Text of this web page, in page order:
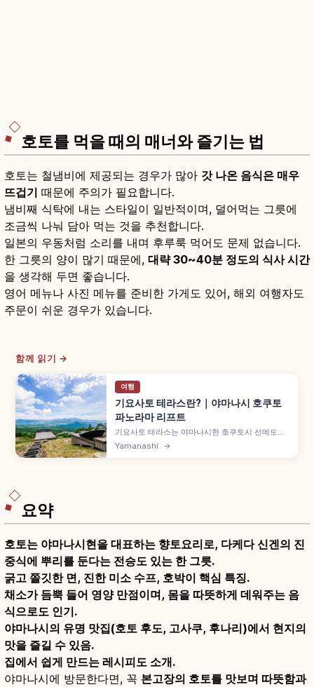
호토를 먹을 때의 매너와 즐기는 법
호토는 철냄비에 제공되는 경우가 많아 갓 나온 음식은 매우
뜨겁기 때문에 주의가 필요합니다.
냄비째 식탁에 내는 스타일이 일반적이며, 덜어먹는 그릇에
조금씩 나눠 담아 먹는 것을 추천합니다.
일본의 우동처럼 소리를 내며 후루룩 먹어도 문제 없습니다.
한 그릇의 양이 많기 때문에, 대략 30~40분 정도의 식사 시간
을 생각해 두면 좋습니다.
영어 메뉴나 사진 메뉴를 준비한 가게도 있어, 해외 여행자도
주문이 쉬운 경우가 있습니다.
함께 읽기 →
여행
기요사토 테라스란?｜야마나시 호쿠토
파노라마 리프트
기요사토 테라스는 야마나시현 호쿠토시 선메도우
즈 기요사토의 그린 시즌 한정 전망 명소로, 파노라
Yamanashi →
요약
호토는 야마나시현을 대표하는 향토요리로, 다케다 신겐의 진
중식에 뿌리를 둔다는 전승도 있는 한 그릇.
굵고 쫄깃한 면, 진한 미소 수프, 호박이 핵심 특징.
채소가 듬뿍 들어 영양 만점이며, 몸을 따뜻하게 데워주는 음
식으로도 인기.
야마나시의 유명 맛집(호토 후도, 고사쿠, 후나리)에서 현지의
맛을 즐길 수 있음.
집에서 쉽게 만드는 레시피도 소개.
야마나시에 방문한다면, 꼭 본고장의 호토를 맛보며 따뜻함과